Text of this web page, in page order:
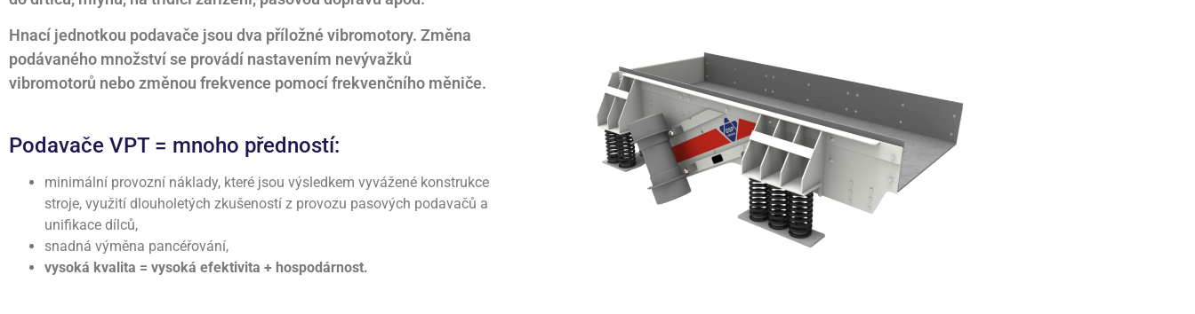
Hnací jednotkou podavače jsou dva příložné vibromotory. Změna
podávaného množství se provádí nastavením nevývažků
vibromotorů nebo změnou frekvence pomocí frekvenčního měniče.
Podavače VPT = mnoho předností:
minimální provozní náklady, které jsou výsledkem vyvážené konstrukce
stroje, využití dlouholetých zkušeností z provozu pasových podavačů a
unifikace dílců,
snadná výměna pancéřování,
vysoká kvalita = vysoká efektivita + hospodárnost.